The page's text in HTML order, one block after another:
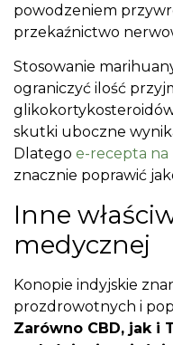
powodzeniem
przekaźnictwo
Stosowanie
ograniczyć ilość
skutki uboczne
Dlatego e-recepta na
znacznie poprawić
Inne
medycznej
Konopie indyjskie
prozdrowotnych i
Zarówno CBD, jak i